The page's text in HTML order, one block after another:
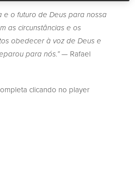
e o futuro de Deus para nossa
as circunstâncias e os
obedecer à voz de Deus e
para nós.”— Rafael
clicando no player